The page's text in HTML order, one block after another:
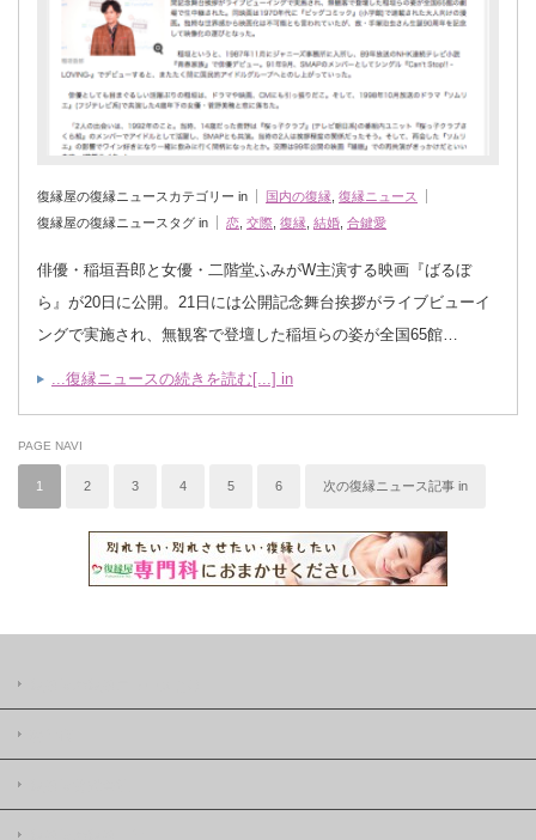
復縁屋の復縁ニュースカテゴリー in 国内の復縁 復縁ニュース
復縁屋の復縁ニュースタグ in
恋 交際 復縁 結婚 合鍵愛
俳優・稲垣吾郎と女優・二階堂ふみがW主演する映画『ばるぼ
ら』が20日に公開。21日には公開記念舞台挨拶がライブビューイ
ングで実施され、無観客で登壇した稲垣らの姿が全国65館…
...復縁ニュースの続きを読む[...] in
PAGE NAVI
1 2 3 4 5 6 次の復縁ニュース記事 in